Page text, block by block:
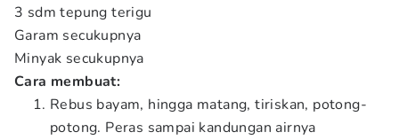
3 sdm tepung terigu
Garam secukupnya
Minyak secukupnya
Cara membuat:
Rebus bayam, hingga matang, tiriskan, potong-
potong. Peras sampai kandungan airnya